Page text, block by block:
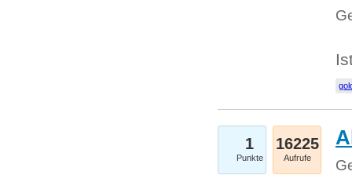
1
Punkte
16225
Aufrufe